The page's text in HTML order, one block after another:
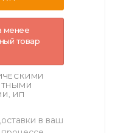
менее
товар
ИП
в ваш